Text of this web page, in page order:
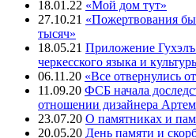
18.01.22 «Мой дом тут»
27.10.21 «Пожертвования
тысяч»
18.05.21 Приложение
черкесского языка и
06.11.20 «Все отвернулись
11.09.20 ФСБ начала
отношении дизайнера
23.07.20 О памятниках и
20.05.20 День памяти и